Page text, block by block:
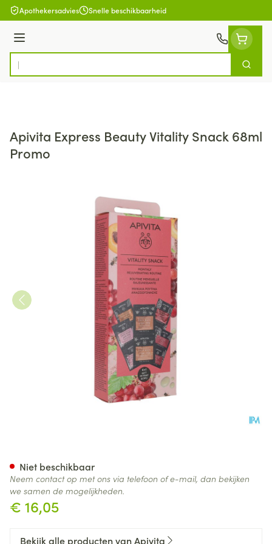
Ga naar de inhoud
Apothekersadvies Snelle beschikbaarheid
Menu
Product, merk, categorie...
Zoek
Apivita Express Beauty Vitality Snack 68ml
Promo
€ 16,05
Niet beschikbaar
Neem contact op met ons via telefoon of e-mail, dan bekijken
we samen de mogelijkheden.
Bekijk alle producten van Apivita